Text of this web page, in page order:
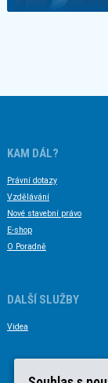
KAM DÁL?
Právní dotazy
Vzdělávání
Nové stavební právo
E-shop
O Poradně
DALŠÍ SLUŽBY
Videa